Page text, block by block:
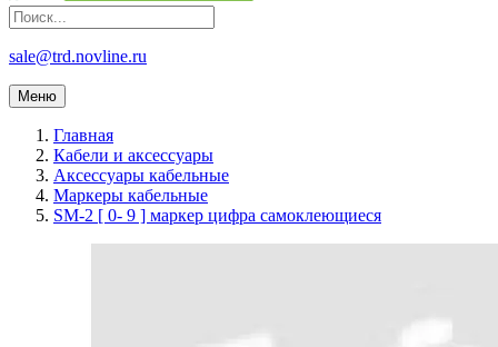
sale@trd.novline.ru
Меню
Главная
Кабели и аксессуары
Аксессуары кабельные
Маркеры кабельные
SM-2 [ 0- 9 ] маркер цифра самоклеющиеся